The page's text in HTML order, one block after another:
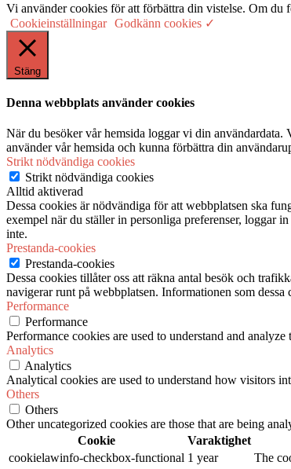
Vi använder cookies för att förbättra din vistelse. Om du
Cookieinställningar Godkänn cookies ✓
Stäng
Denna webbplats använder cookies
När du besöker vår hemsida loggar vi din
använder vår hemsida och kunna förbättra din
Strikt nödvändiga cookies
Strikt nödvändiga cookies
Alltid aktiverad
Dessa cookies är nödvändiga för att webbplatsen ska
exempel när du ställer in personliga preferenser, loggar
inte.
Prestanda-cookies
Prestanda-cookies
Dessa cookies tillåter oss att räkna antal besök och
navigerar runt på webbplatsen. Informationen som
Performance
Performance
Performance cookies are used to understand and
Analytics
Analytics
Analytical cookies are used to understand how visitors
Others
Others
Other uncategorized cookies are those that are being
Cookie
Varaktighet
cookielawinfo-checkbox-functional 1 year
The